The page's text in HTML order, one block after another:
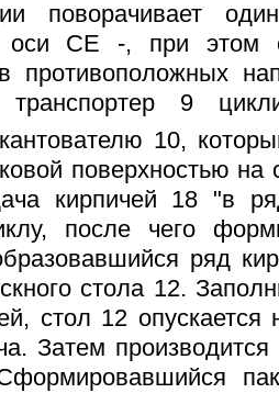
поворачивает
оси СЕ -, при этом
противоположных
9
10,
поверхностью на
кирпичей 18 "в
после чего
ряд
стола 12.
стол 12 опускается
Затем